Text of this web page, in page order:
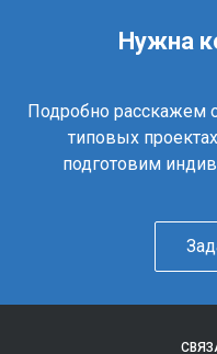
Нужна
Подробно расскажем
типовых
подготовим